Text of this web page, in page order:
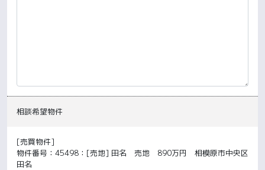
相談希望物件
[売買物件]
物件番号：45498：[売地] 田名 売地 890万円 相模原市中央区
田名